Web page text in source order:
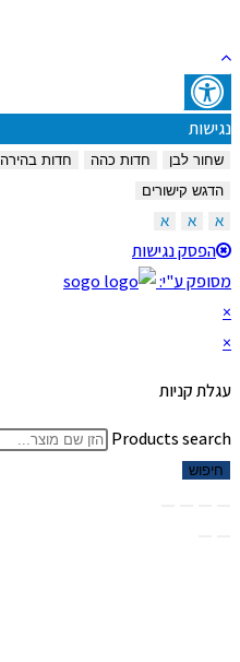
נגישות
שחור לבן חדות כהה חדות בהירה
הדגש קישורים
הפסק נגישות
מסופק ע"י:
עגלת קניות
Products search
חיפוש